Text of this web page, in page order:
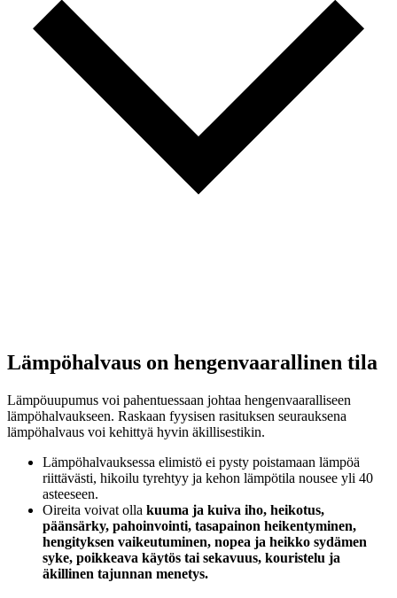
Lämpöhalvaus on hengenvaarallinen tila
Lämpöuupumus voi pahentuessaan johtaa hengenvaaralliseen
lämpöhalvaukseen. Raskaan fyysisen rasituksen seurauksena
lämpöhalvaus voi kehittyä hyvin äkillisestikin.
Lämpöhalvauksessa elimistö ei pysty poistamaan lämpöä
riittävästi, hikoilu tyrehtyy ja kehon lämpötila nousee yli 40
asteeseen.
Oireita voivat olla kuuma ja kuiva iho, heikotus,
päänsärky, pahoinvointi, tasapainon heikentyminen,
hengityksen vaikeutuminen, nopea ja heikko sydämen
syke, poikkeava käytös tai sekavuus, kouristelu ja
äkillinen tajunnan menetys.